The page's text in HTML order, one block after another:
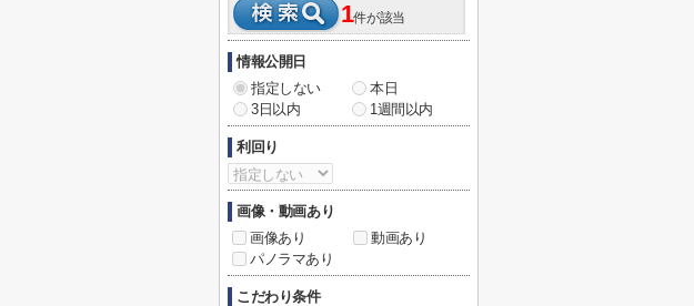
1件が該当
情報公開日
指定しない
本日
3日以内
1週間以内
利回り
画像・動画あり
画像あり
動画あり
パノラマあり
こだわり条件